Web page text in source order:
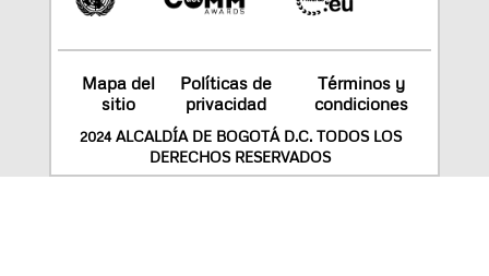
Mapa del
sitio
Políticas de
privacidad
Términos y
condiciones
2024 ALCALDÍA DE BOGOTÁ D.C. TODOS LOS
DERECHOS RESERVADOS